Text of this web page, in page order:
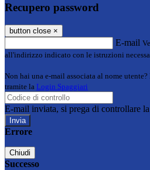
Recupero password
button close ×
E-mail
all'indirizzo indicato con le istruzioni
Non hai una e-mail associata al nome
tramite la Login Spaggiari
E-mail inviata, si prega di controllare
Errore
Chiudi
Successo